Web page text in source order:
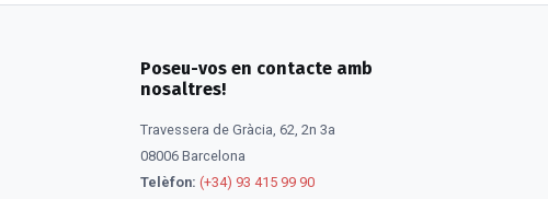
Poseu-vos en contacte amb
nosaltres!
Travessera de Gràcia, 62, 2n 3a
08006 Barcelona
Telèfon: (+34) 93 415 99 90